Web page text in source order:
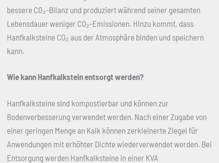
bessere CO₂-Bilanz und produziert während seiner gesamten
Lebensdauer weniger CO₂-Emissionen. Hinzu kommt, dass
Hanfkalksteine CO₂ aus der Atmosphäre binden und speichern
kann.
Wie kann Hanfkalkstein entsorgt werden?
Hanfkalksteine sind kompostierbar und können zur
Bodenverbesserung verwendet werden. Nach einer Zugabe von
einer geringen Menge an Kalk können zerkleinerte Ziegel für
Anwendungen mit erhöhter Dichte wiederverwendet werden. Bei
Entsorgung werden Hanfkalksteine in einer KVA